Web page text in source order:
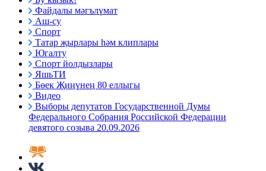
Файдалы мәгълүмат
Аш-су
Спорт
Татар җырлары һәм клиплары
Югалту
Спорт йолдызлары
ЯшьТИ
Бөек Җиңүнең 80 еллыгы
Видео
Выборы депутатов Государственной Думы
Федерального Собрания Российской Федерации
девятого созыва 20.09.2026